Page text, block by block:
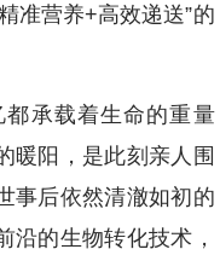
准营养+高效递送”的
承载着生命的重量
阳，是此刻亲人围
事后依然清澈如初的
沿的生物转化技术，